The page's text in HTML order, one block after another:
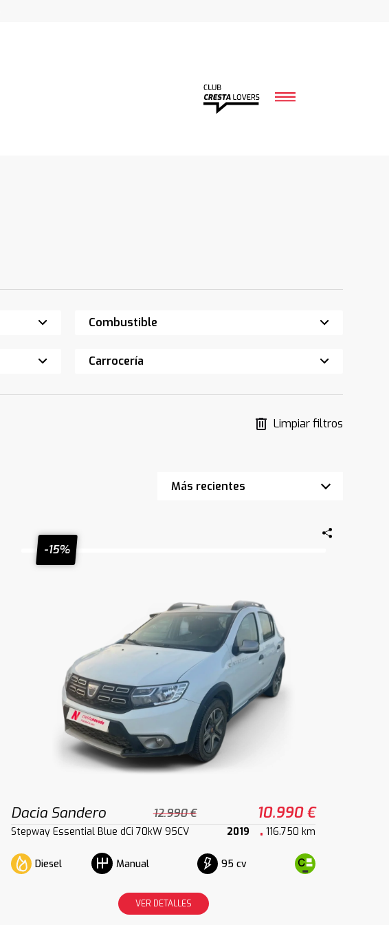
Combustible
Carrocería
Limpiar filtros
-15%
Dacia Sandero 12.990 € 10.990 €
Stepway Essential Blue dCi 70kW 95CV 2019 116.750 km
Diesel Manual 95 cv
VER DETALLES